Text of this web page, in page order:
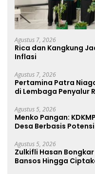
Agustus 7, 2026
Rica dan Kangkung
Inflasi
Agustus 7, 2026
Pertamina Patra
di Lembaga Penyalur
Agustus 5, 2026
Menko Pangan:
Desa Berbasis
Agustus 5, 2026
Zulkifli Hasan
Bansos Hingga